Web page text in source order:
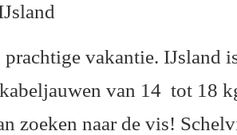
prachtige vakantie. IJsland
van 14 tot 18
zoeken naar de vis!